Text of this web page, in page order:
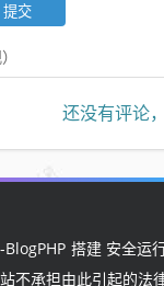
还没有评论
BlogPHP 搭建 安全运
不承担由此引起的法